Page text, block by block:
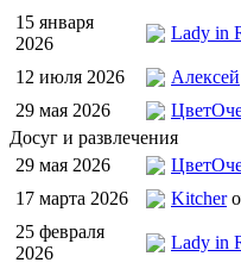
15 января
2026
Lady in
12 июля 2026 Алексей
29 мая 2026
Досуг и развлечения
29 мая 2026
17 марта 2026
Kitcher
25 февраля
2026
Lady in